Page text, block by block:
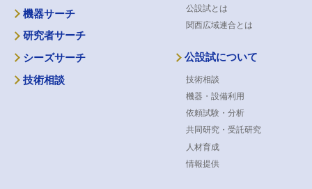
機器サーチ
研究者サーチ
シーズサーチ
技術相談
公設試とは
関西広域連合とは
公設試について
技術相談
機器・設備利用
依頼試験・分析
共同研究・受託研究
人材育成
情報提供